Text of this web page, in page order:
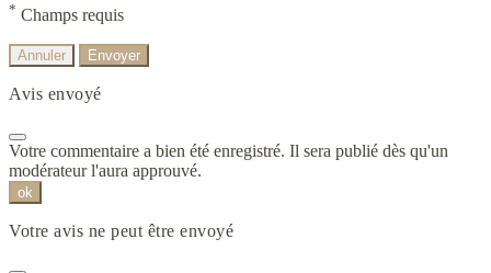
* Champs requis
Annuler Envoyer
Avis envoyé
Votre commentaire a bien été enregistré. Il sera publié dès qu'un
modérateur l'aura approuvé.
ok
Votre avis ne peut être envoyé